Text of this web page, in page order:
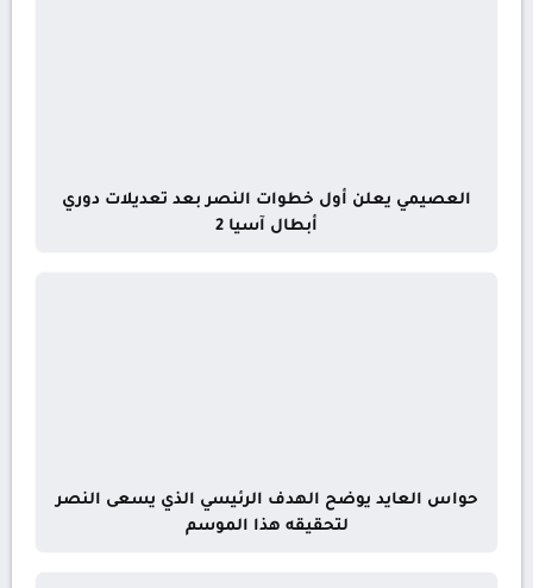
العصيمي يعلن أول خطوات النصر بعد تعديلات دوري
أبطال آسيا 2
حواس العايد يوضح الهدف الرئيسي الذي يسعى النصر
لتحقيقه هذا الموسم